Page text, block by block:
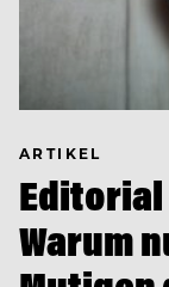
ARTIKEL
Editorial
Warum